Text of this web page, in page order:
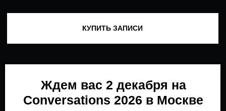
ПОДПИСАТЬСЯ НА НОВОСТИ